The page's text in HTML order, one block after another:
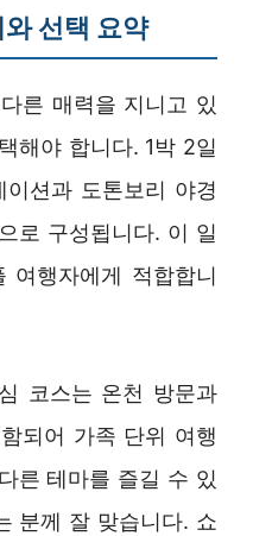
선택 요약
른 매력을 지니고 있
해야 합니다. 1박 2일
이션과 도톤보리 야경
로 구성됩니다. 이 일
여행자에게 적합합니
코스는 온천 방문과
되어 가족 단위 여행
른 테마를 즐길 수 있
분께 잘 맞습니다. 쇼